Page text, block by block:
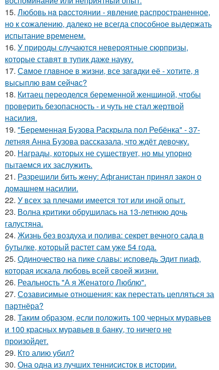
15. Любовь нa pacстоянии - явление распространенное,
но к сожалению, далеко не всегда способное выдержать
испытание временем.
16. У природы случаются невероятные сюрпризы,
которые ставят в тупик даже науку.
17. Сaмое глaвное в жизни, все зaгaдки её - хотите, я
высыплю вaм сейчaс?
18. Китаец переоделся беременной женщиной, чтобы
проверить безопасность - и чуть не стал жертвой
насилия.
19. "Беременная Бузова Раскрыла пол Ребёнка" - 37-
летняя Анна Бузова рассказала, что ждёт девочку.
20. Награды, которых не существует, но мы упорно
пытаемся их заслужить.
21. Разрешили бить жену: Афганистан принял закон о
домашнем насилии.
22. У всех за плечами имеется тот или иной опыт.
23. Волна критики обрушилась на 13-летнюю дочь
галустяна.
24. Жизнь без воздуха и полива: секрет вечного сада в
бутылке, который растет сам уже 54 года.
25. Одиночество на пике славы: исповедь Эдит пиаф,
которая искала любовь всей своей жизни.
26. Реальность "А я Женатого Люблю".
27. Созависимые отношения: как перестать цепляться за
партнёра?
28. Таким образом, если положить 100 черных муравьев
и 100 красных муравьев в банку, то ничего не
произойдет.
29. Кто алию убил?
30. Она одна из лучших теннисисток в истории.